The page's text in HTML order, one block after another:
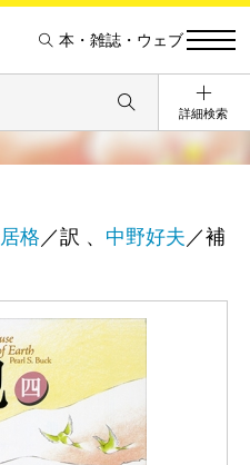
本・雑誌・ウェブ
詳細検索
格 ／訳 、 中野好夫 ／補